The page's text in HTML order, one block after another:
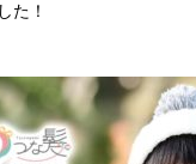
た！